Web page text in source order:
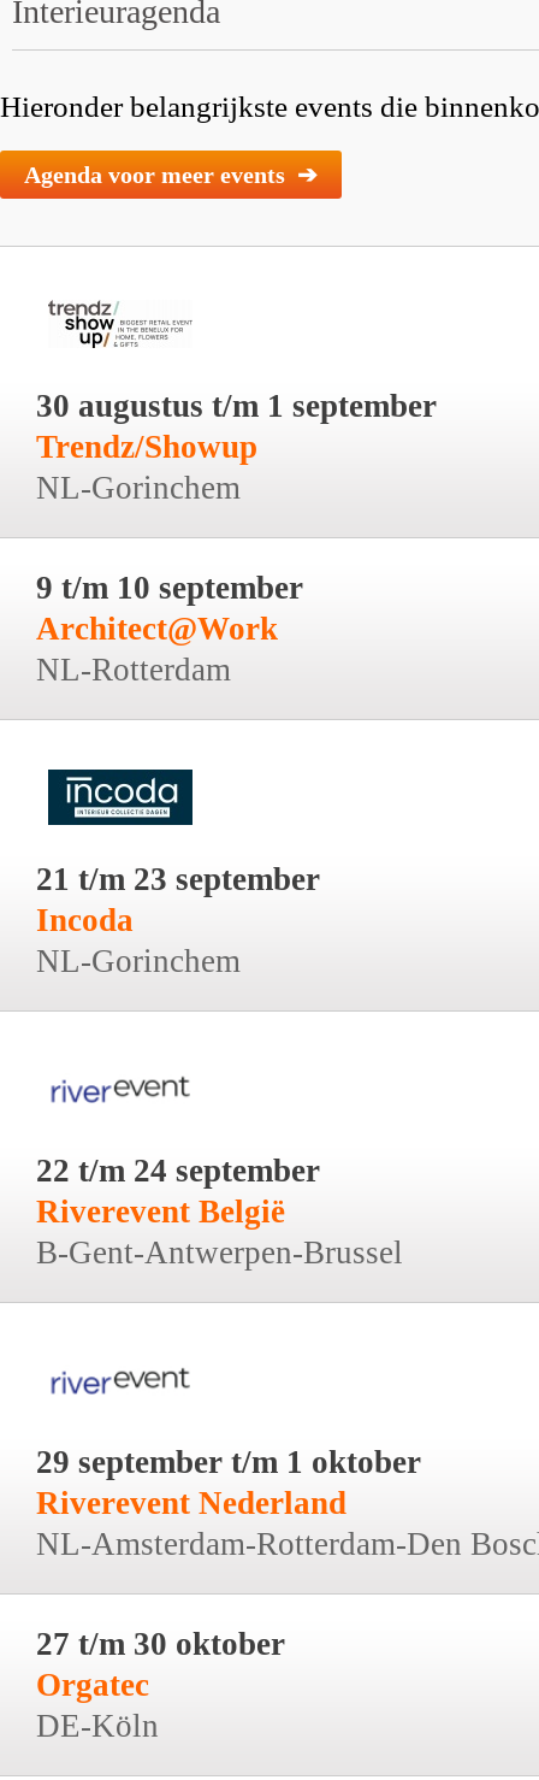
Interieuragenda
Hieronder belangrijkste events die
Agenda voor meer events ➔
30 augustus t/m 1 september
Trendz/Showup
NL-Gorinchem
9 t/m 10 september
Architect@Work
NL-Rotterdam
21 t/m 23 september
Incoda
NL-Gorinchem
22 t/m 24 september
Riverevent België
B-Gent-Antwerpen-Brussel
29 september t/m 1 oktober
Riverevent Nederland
NL-Amsterdam-Rotterdam-Den
27 t/m 30 oktober
Orgatec
DE-Köln